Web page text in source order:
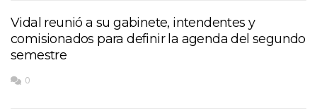
Vidal reunió a su gabinete, intendentes y
comisionados para definir la agenda del segundo
semestre
0